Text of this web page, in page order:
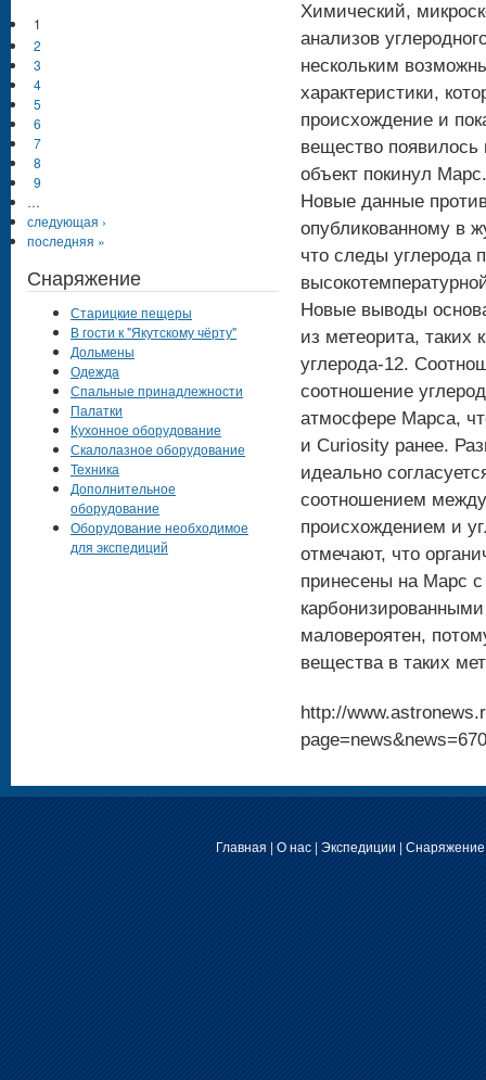
Химический,
анализов
нескольким
характеристики,
происхождение и
вещество появилось
объект покинул Марс.
Новые данные
опубликованному в
что следы углерода
Новые выводы
из метеорита, таких
углерода-12.
соотношение
атмосфере Марса,
и Curiosity ранее.
идеально
соотношением
происхождением и
отмечают, что
принесены на Марс
маловероятен,
вещества в таких
http://
1
2
3
4
5
6
7
8
9
…
следующая ›
последняя »
Снаряжение
Старицкие пещеры
В гости к "Якутскому чёрту"
Дольмены
Одежда
Спальные принадлежности
Палатки
Кухонное оборудование
Скалолазное оборудование
Техника
Дополнительное
оборудование
Оборудование необходимое
для экспедиций
Главная | О нас| Экспедиции | Снаряжение